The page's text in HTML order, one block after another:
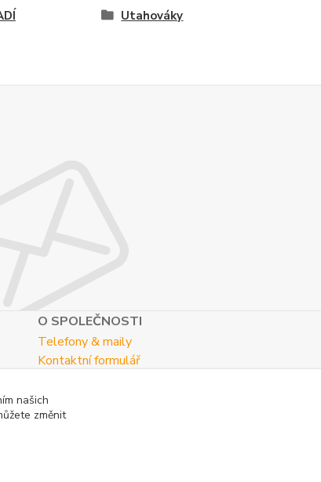
Utahováky
O SPOLEČNOSTI
Telefony & maily
Kontaktní formulář
našich
změnit